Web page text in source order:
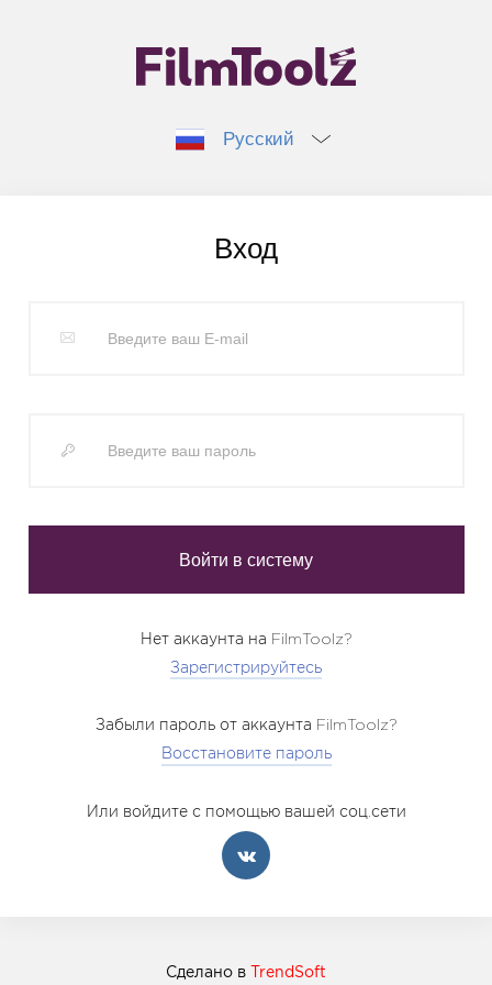
Русский
Вход
Нет аккаунта на FilmToolz?
Зарегистрируйтесь
Забыли пароль от аккаунта FilmToolz?
Восстановите пароль
Или войдите с помощью вашей соц.сети
Сделано в TrendSoft